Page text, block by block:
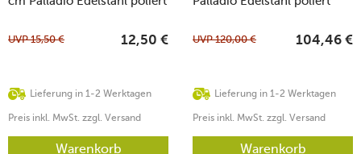
Lieferung in 1-2 Werktagen
UVP15,50 € 12,50 €
Preis inkl. MwSt. zzgl. Versand
Warenkorb
Lieferung in 1-2 Werktagen
UVP120,00 € 104,46 €
Preis inkl. MwSt. zzgl. Versand
Warenkorb